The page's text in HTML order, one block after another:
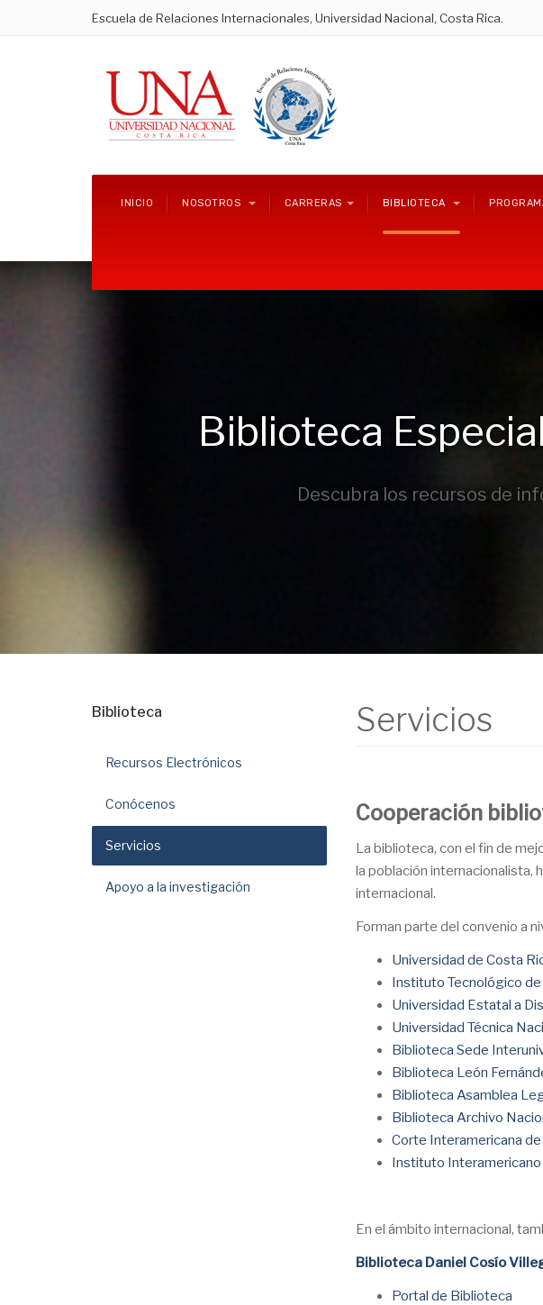
Escuela de Relaciones Internacionales, Universidad Nacional, Costa Rica.
INICIO NOSOTROS CARRERAS BIBLIOTECA
Biblioteca
Descubra los recursos de
Servicios
Cooperación
La biblioteca, con el fin de
la población internacionalista,
internacional.
Forman parte del convenio a
Universidad de Costa
Instituto Tecnológico de
Universidad Estatal a
Universidad Técnica
Biblioteca Sede
Biblioteca León
Biblioteca Asamblea
Biblioteca Archivo
Corte Interamericana
Instituto
En el ámbito internacional,
Biblioteca Daniel Cosío
Portal de Biblioteca
Biblioteca
Recursos Electrónicos
Conócenos
Servicios
Apoyo a la investigación